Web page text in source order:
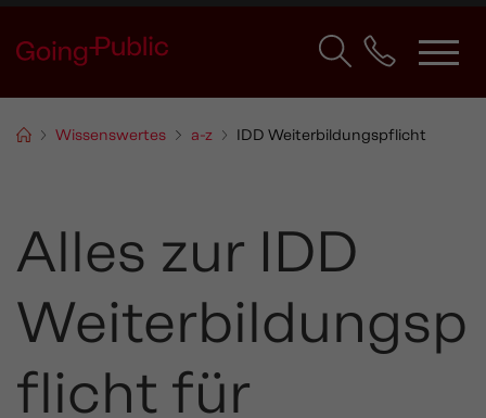
Wissenswertes a-z IDD Weiterbildungspflicht
Alles zur IDD
Weiterbildungsp
flicht für